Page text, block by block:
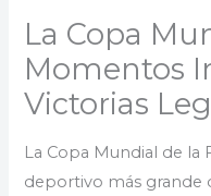
La Copa
Momentos
Victorias
La Copa Mundial de la
deportivo más grande